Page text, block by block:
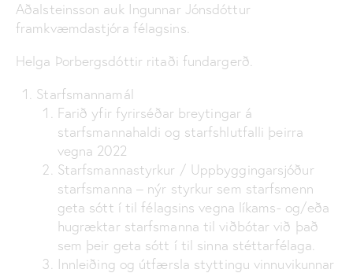
Aðalsteinsson auk Ingunnar Jónsdóttur
framkvæmdastjóra félagsins.
Helga Þorbergsdóttir ritaði fundargerð.
Starfsmannamál
Farið yfir fyrirséðar breytingar á
starfsmannahaldi og starfshlutfalli þeirra
vegna 2022
Starfsmannastyrkur / Uppbyggingarsjóður
starfsmanna – nýr styrkur sem starfsmenn
geta sótt í til félagsins vegna líkams- og/eða
hugræktar starfsmanna til viðbótar við það
sem þeir geta sótt í til sinna stéttarfélaga.
Innleiðing og útfærsla styttingu vinnuvikunnar